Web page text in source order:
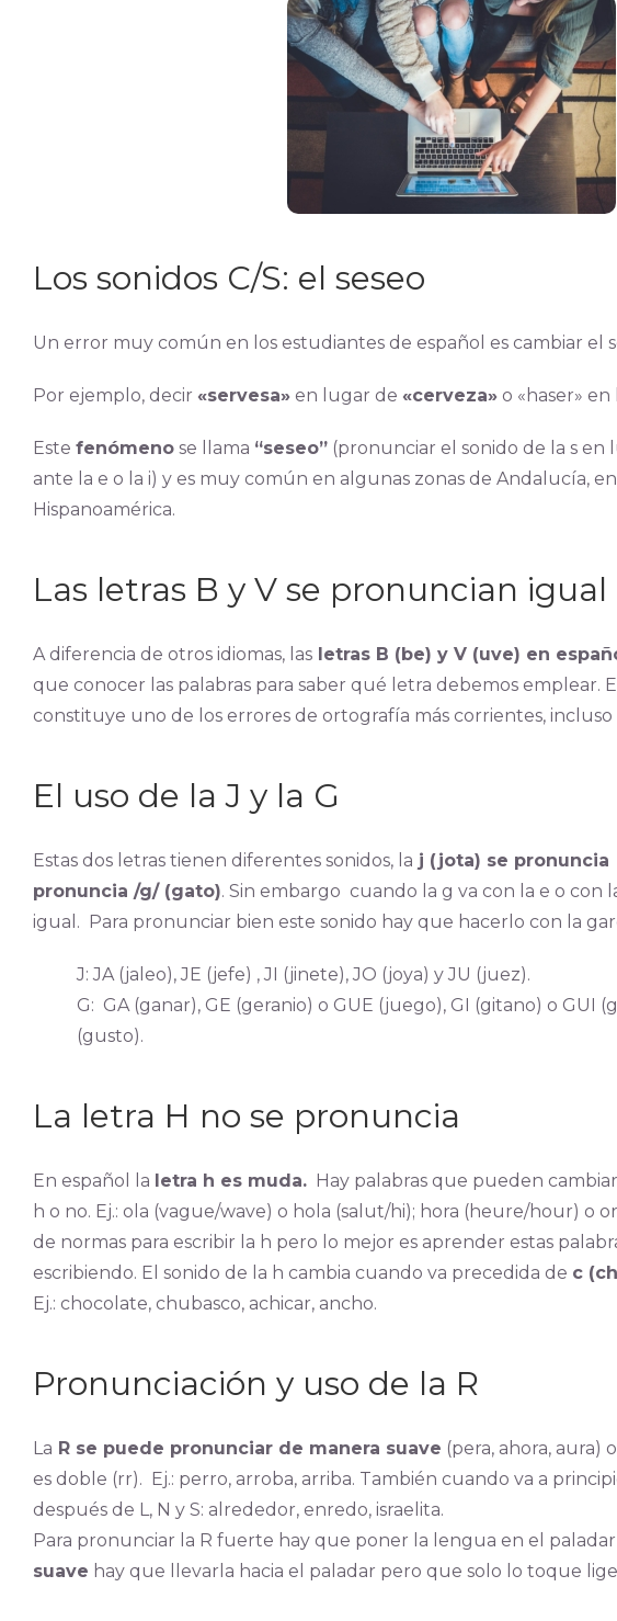
Los sonidos C/S: el seseo
Un error muy común en los estudiantes de español es cambiar el
Por ejemplo, decir «servesa»en lugar de «cerveza»o «haser» en
Este fenómenose llama “seseo”(pronunciar el sonido de la s en
ante la e o la i) y es muy común en algunas zonas de Andalucía, en
Hispanoamérica.
Las letras B y V se pronuncian igual
A diferencia de otros idiomas, lasletras B (be) y V (uve) en
que conocer las palabras para saber qué letra debemos emplear.
constituye uno de los errores de ortografía más corrientes,
El uso de la J y la G
Estas dos letras tienen diferentes sonidos, la j (jota) se pronuncia
pronuncia /g/ (gato). Sin embargo cuando la g va con la e o con
igual. Para pronunciar bien este sonido hay que hacerlo con la
J: JA (jaleo), JE (jefe) , JI (jinete), JO (joya) y JU (juez).
G: GA (ganar), GE (geranio) o GUE (juego), GI (gitano) o GUI
(gusto).
La letra H no se pronuncia
En español la letra h es muda.Hay palabras que pueden
h o no. Ej.: ola (vague/wave) o hola (salut/hi); hora (heure/hour) o
de normas para escribir la h pero lo mejor es aprender estas
escribiendo. El sonido de la h cambia cuando va precedida de c
Ej.: chocolate, chubasco, achicar, ancho.
Pronunciación y uso de la R
La R se puede pronunciar de manera suave (pera, ahora,
es doble (rr). Ej.: perro, arroba, arriba. También cuando va a
después de L, N y S: alrededor, enredo, israelita.
Para pronunciar la R fuerte hay que poner la lengua en el paladar
suave hay que llevarla hacia el paladar pero que solo lo toque